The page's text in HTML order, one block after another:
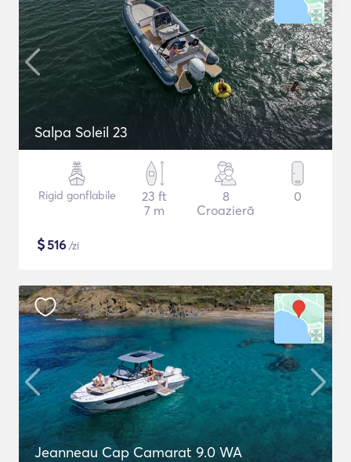
Salpa Soleil 23
Rigid gonflabile
23 ft
7 m
8
Croazieră
0
$516 /zi
Jeanneau Cap Camarat 9.0 WA